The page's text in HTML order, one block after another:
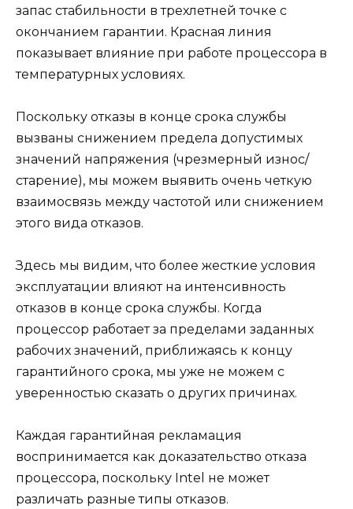
запас стабильности в трехлетней точке с
окончанием гарантии. Красная линия
показывает влияние при работе процессора в
температурных условиях.
Поскольку отказы в конце срока службы
вызваны снижением предела допустимых
значений напряжения (чрезмерный износ/
старение), мы можем выявить очень четкую
взаимосвязь между частотой или снижением
этого вида отказов.
Здесь мы видим, что более жесткие условия
эксплуатации влияют на интенсивность
отказов в конце срока службы. Когда
процессор работает за пределами заданных
рабочих значений, приближаясь к концу
гарантийного срока, мы уже не можем с
уверенностью сказать о других причинах.
Каждая гарантийная рекламация
воспринимается как доказательство отказа
процессора, поскольку Intel не может
различать разные типы отказов.